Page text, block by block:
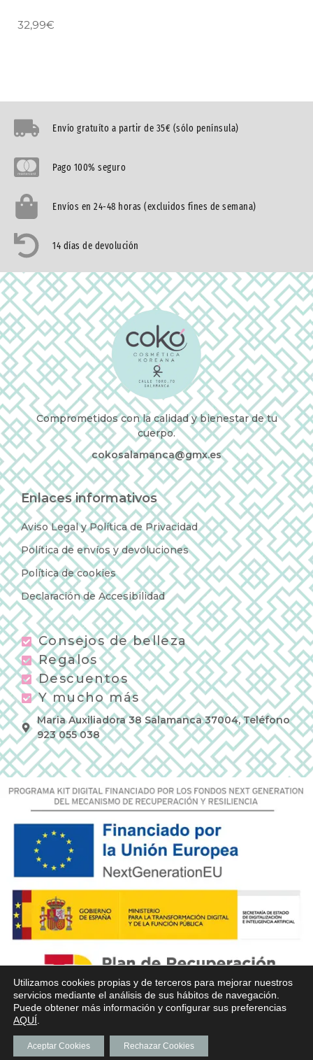
32,99€
Envío gratuíto a partir de 35€ (sólo península)
Pago 100% seguro
Envíos en 24-48 horas (excluidos fines de semana)
14 días de devolución
Comprometidos con la calidad y bienestar de tu
cuerpo.
cokosalamanca@gmx.es
Enlaces informativos
Aviso Legal y Política de Privacidad
Política de envíos y devoluciones
Política de cookies
Declaración de Accesibilidad
Consejos de belleza
Regalos
Descuentos
Y mucho más
Maria Auxiliadora 38 Salamanca 37004, Teléfono
923 055 038
Utilizamos cookies propias y de terceros para mejorar nuestros
servicios mediante el análisis de sus hábitos de navegación.
Puede obtener más información y configurar sus preferencias
AQUÍ
Aceptar Cookies Rechazar Cookies